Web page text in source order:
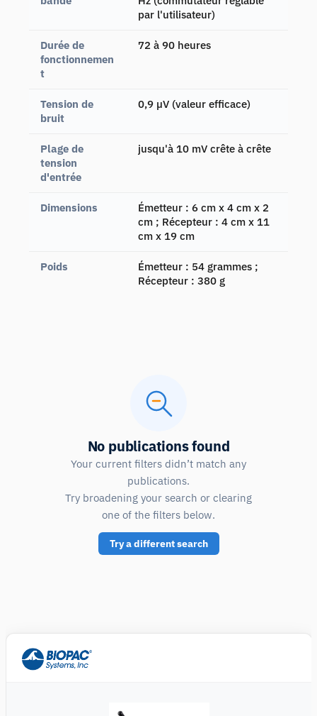
par l'utilisateur)
Durée de
fonctionnemen
t
72 à 90 heures
Tension de
bruit
0,9 µV (valeur efficace)
Plage de
tension
d'entrée
jusqu'à 10 mV crête à crête
Dimensions
Émetteur : 6 cm x 4 cm x 2
cm ; Récepteur : 4 cm x 11
cm x 19 cm
Poids
Émetteur : 54 grammes ;
Récepteur : 380 g
No publications found
Your current filters didn’t match any
publications.
Try broadening your search or clearing
one of the filters below.
Try a different search